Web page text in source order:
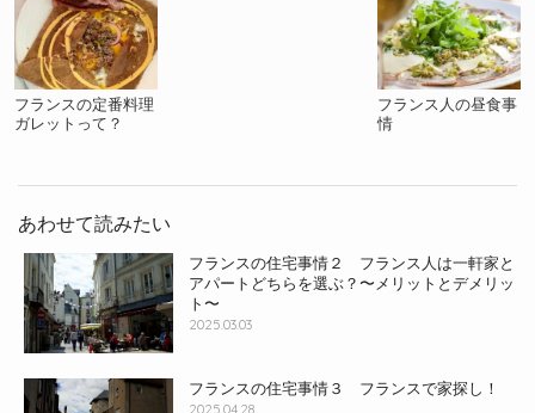
フランスの定番料理
ガレットって？
フランス人の昼食事
情
あわせて読みたい
フランスの住宅事情２ フランス人は一軒家と
アパートどちらを選ぶ？〜メリットとデメリッ
ト〜
2025.03.03
フランスの住宅事情３ フランスで家探し！
2025.04.28